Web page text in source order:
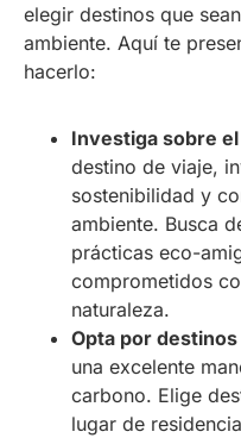
elegir destinos que
ambiente. Aquí te
hacerlo:
Investiga sobre
destino de viaje,
sostenibilidad y
ambiente. Busca
prácticas eco-
comprometidos
naturaleza.
Opta por
una excelente
carbono. Elige
lugar de